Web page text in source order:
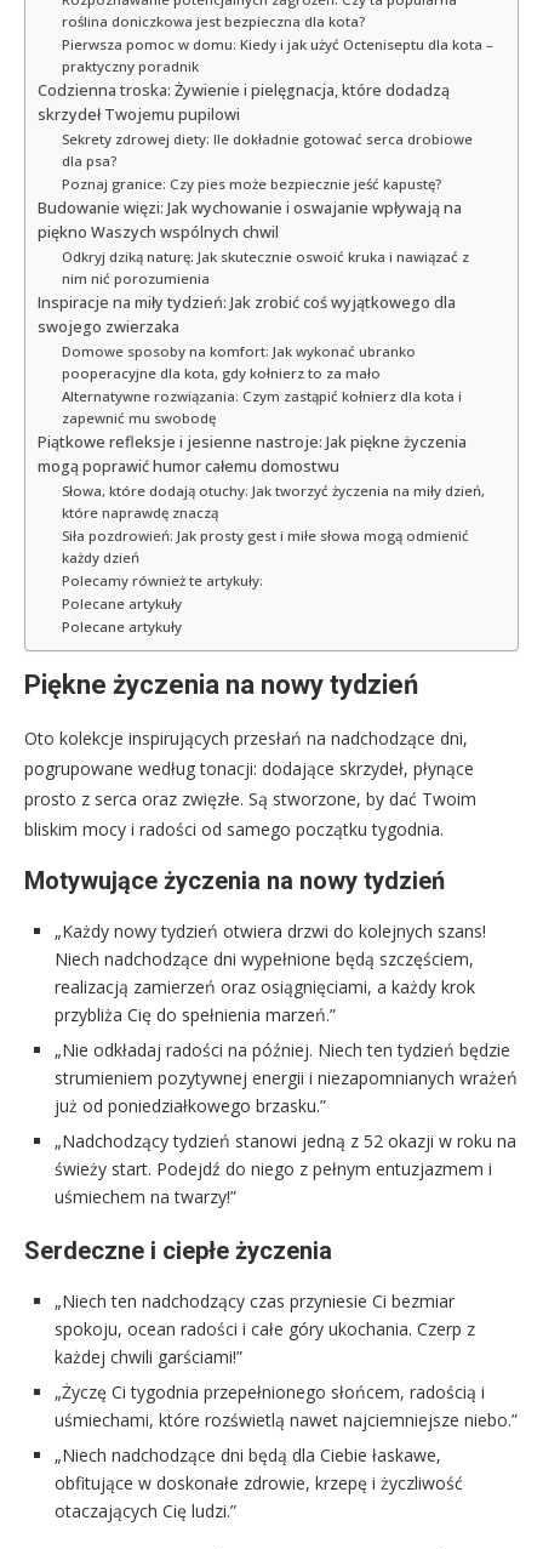
roślina doniczkowa jest bezpieczna dla kota?
Pierwsza pomoc w domu: Kiedy i jak użyć Octeniseptu dla kota –
praktyczny poradnik
Codzienna troska: Żywienie i pielęgnacja, które dodadzą
skrzydeł Twojemu pupilowi
Sekrety zdrowej diety: Ile dokładnie gotować serca drobiowe
dla psa?
Poznaj granice: Czy pies może bezpiecznie jeść kapustę?
Budowanie więzi: Jak wychowanie i oswajanie wpływają na
piękno Waszych wspólnych chwil
Odkryj dziką naturę: Jak skutecznie oswoić kruka i nawiązać z
nim nić porozumienia
Inspiracje na miły tydzień: Jak zrobić coś wyjątkowego dla
swojego zwierzaka
Domowe sposoby na komfort: Jak wykonać ubranko
pooperacyjne dla kota, gdy kołnierz to za mało
Alternatywne rozwiązania: Czym zastąpić kołnierz dla kota i
zapewnić mu swobodę
Piątkowe refleksje i jesienne nastroje: Jak piękne życzenia
mogą poprawić humor całemu domostwu
Słowa, które dodają otuchy: Jak tworzyć życzenia na miły dzień,
które naprawdę znaczą
Siła pozdrowień: Jak prosty gest i miłe słowa mogą odmienić
każdy dzień
Polecamy również te artykuły:
Polecane artykuły
Polecane artykuły
Piękne życzenia na nowy tydzień
Oto kolekcje inspirujących przesłań na nadchodzące dni,
pogrupowane według tonacji: dodające skrzydeł, płynące
prosto z serca oraz zwięzłe. Są stworzone, by dać Twoim
bliskim mocy i radości od samego początku tygodnia.
Motywujące życzenia na nowy tydzień
„Każdy nowy tydzień otwiera drzwi do kolejnych szans!
Niech nadchodzące dni wypełnione będą szczęściem,
realizacją zamierzeń oraz osiągnięciami, a każdy krok
przybliża Cię do spełnienia marzeń.”
„Nie odkładaj radości na później. Niech ten tydzień będzie
strumieniem pozytywnej energii i niezapomnianych wrażeń
już od poniedziałkowego brzasku.”
„Nadchodzący tydzień stanowi jedną z 52 okazji w roku na
świeży start. Podejdź do niego z pełnym entuzjazmem i
uśmiechem na twarzy!”
Serdeczne i ciepłe życzenia
„Niech ten nadchodzący czas przyniesie Ci bezmiar
spokoju, ocean radości i całe góry ukochania. Czerp z
każdej chwili garściami!”
„Życzę Ci tygodnia przepełnionego słońcem, radością i
uśmiechami, które rozświetlą nawet najciemniejsze niebo.”
„Niech nadchodzące dni będą dla Ciebie łaskawe,
obfitujące w doskonałe zdrowie, krzepę i życzliwość
otaczających Cię ludzi.”